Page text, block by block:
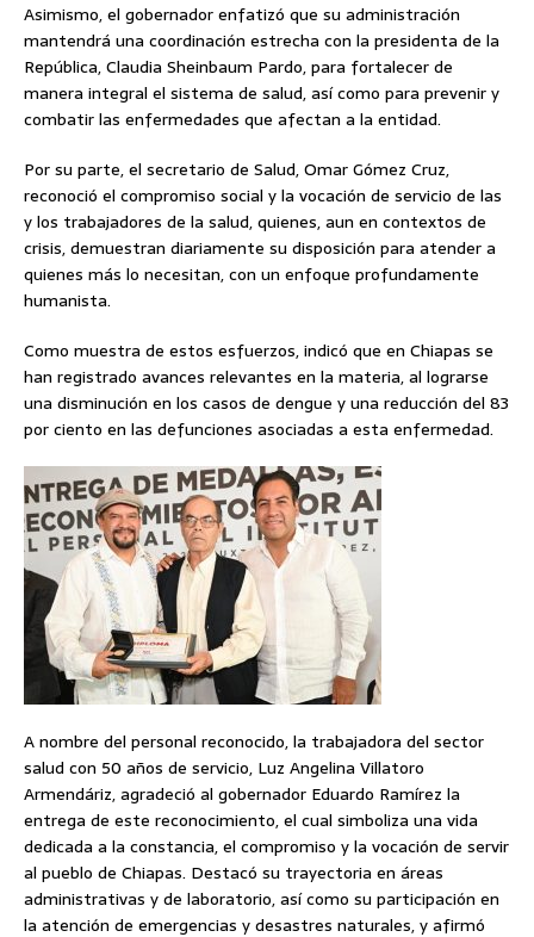
Asimismo, el gobernador enfatizó que su administración
mantendrá una coordinación estrecha con la presidenta de la
República, Claudia Sheinbaum Pardo, para fortalecer de
manera integral el sistema de salud, así como para prevenir y
combatir las enfermedades que afectan a la entidad.
Por su parte, el secretario de Salud, Omar Gómez Cruz,
reconoció el compromiso social y la vocación de servicio de las
y los trabajadores de la salud, quienes, aun en contextos de
crisis, demuestran diariamente su disposición para atender a
quienes más lo necesitan, con un enfoque profundamente
humanista.
Como muestra de estos esfuerzos, indicó que en Chiapas se
han registrado avances relevantes en la materia, al lograrse
una disminución en los casos de dengue y una reducción del 83
por ciento en las defunciones asociadas a esta enfermedad.
A nombre del personal reconocido, la trabajadora del sector
salud con 50 años de servicio, Luz Angelina Villatoro
Armendáriz, agradeció al gobernador Eduardo Ramírez la
entrega de este reconocimiento, el cual simboliza una vida
dedicada a la constancia, el compromiso y la vocación de servir
al pueblo de Chiapas. Destacó su trayectoria en áreas
administrativas y de laboratorio, así como su participación en
la atención de emergencias y desastres naturales, y afirmó